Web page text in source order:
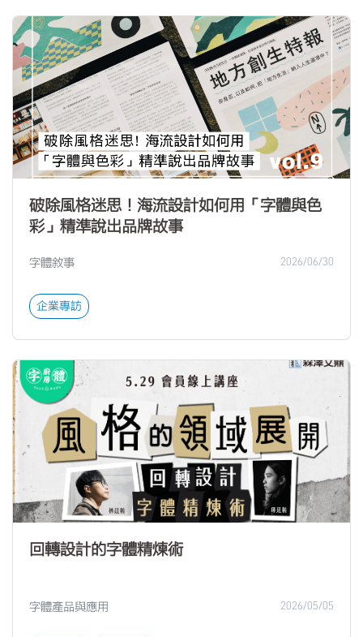
破除風格迷思！海流設計如何用「字體與色
彩」精準說出品牌故事
字體敘事 2026/06/30
企業專訪
回轉設計的字體精煉術
字體產品與應用 2026/05/05